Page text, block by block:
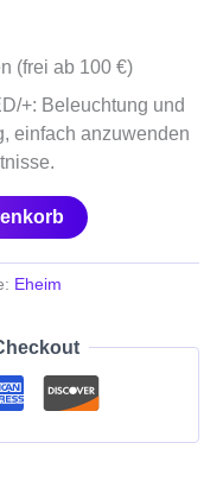
(frei ab 100 €)
+: Beleuchtung und
einfach anzuwenden
Eheim